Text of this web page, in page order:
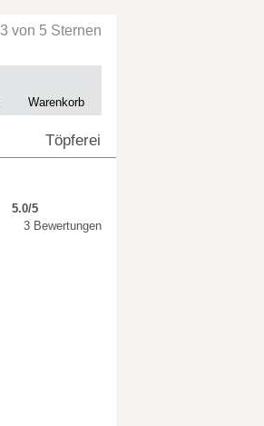
Warenkorb
Töpferei
5.0/5
3 Bewertungen